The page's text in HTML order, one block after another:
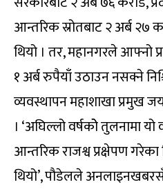
आन्तरिक स्रोतबाट २ अर्ब २७
थियो । तर, महानगरले आफ्नो
१ अर्ब रुपैयाँ उठाउन नसक्ने
व्यवस्थापन महाशाखा प्रमुख
। ‘अघिल्लो वर्षकोे तुलनामा यो
आन्तरिक राजश्व प्रक्षेपण गरेका
थियो’, पौडेलले